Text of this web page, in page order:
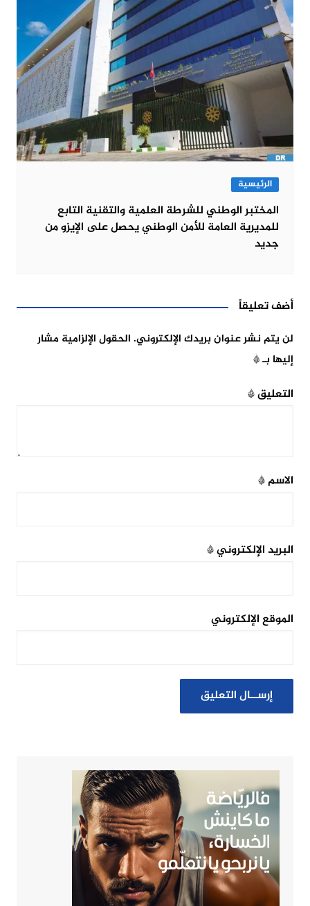
الرئيسية
المختبر الوطني للشرطة العلمية والتقنية التابع
للمديرية العامة للأمن الوطني يحصل على الإيزو من
جديد
أضف تعليقاً
لن يتم نشر عنوان بريدك الإلكتروني. الحقول الإلزامية مشار
إليها بـ*
التعليق*
الاسم*
البريد الإلكتروني*
الموقع الإلكتروني